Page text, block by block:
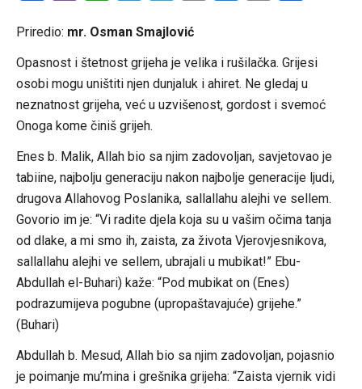
Priredio: mr. Osman Smajlović
Opasnost i štetnost grijeha je velika i rušilačka. Grijesi
osobi mogu uništiti njen dunjaluk i ahiret. Ne gledaj u
neznatnost grijeha, već u uzvišenost, gordost i svemoć
Onoga kome činiš grijeh.
Enes b. Malik, Allah bio sa njim zadovoljan, savjetovao je
tabiine, najbolju generaciju nakon najbolje generacije ljudi,
drugova Allahovog Poslanika, sallallahu alejhi ve sellem.
Govorio im je: “Vi radite djela koja su u vašim očima tanja
od dlake, a mi smo ih, zaista, za života Vjerovjesnikova,
sallallahu alejhi ve sellem, ubrajali u mubikat!” Ebu-
Abdullah el-Buhari) kaže: “Pod mubikat on (Enes)
podrazumijeva pogubne (upropaštavajuće) grijehe.”
(Buhari)
Abdullah b. Mesud, Allah bio sa njim zadovoljan, pojasnio
je poimanje mu’mina i grešnika grijeha: “Zaista vjernik vidi